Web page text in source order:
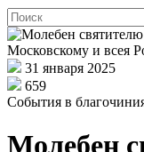
31 января 2025
659
События в
Молебен